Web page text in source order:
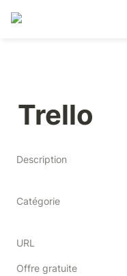
Trello
Description
Catégorie
URL
Offre gratuite